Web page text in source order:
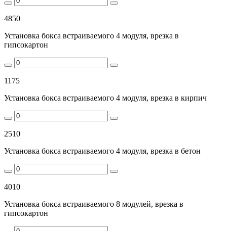
4850
Установка бокса встраиваемого 4 модуля, врезка в
гипсокартон
1175
Установка бокса встраиваемого 4 модуля, врезка в кирпич
2510
Установка бокса встраиваемого 4 модуля, врезка в бетон
4010
Установка бокса встраиваемого 8 модулей, врезка в
гипсокартон